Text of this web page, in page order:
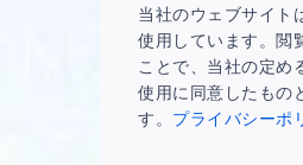
当社のウェブサイト
使用しています。閲
ことで、当社の定め
使用に同意したもの
す。 プライバシーポ